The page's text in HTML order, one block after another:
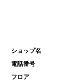
ショップ名
電話番号
フロア